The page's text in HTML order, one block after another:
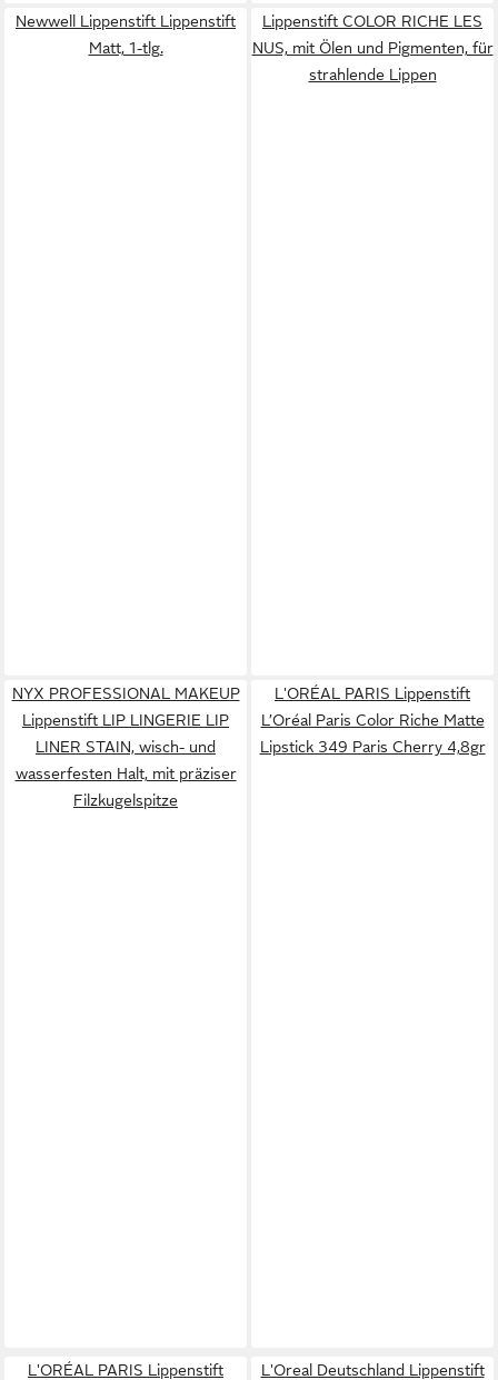
Newwell Lippenstift Lippenstift
Matt, 1-tlg.
Lippenstift COLOR RICHE LES
NUS, mit Ölen und Pigmenten, für
strahlende Lippen
NYX PROFESSIONAL MAKEUP
Lippenstift LIP LINGERIE LIP
LINER STAIN, wisch- und
wasserfesten Halt, mit präziser
Filzkugelspitze
L'ORÉAL PARIS Lippenstift
L’Oréal Paris Color Riche Matte
Lipstick 349 Paris Cherry 4,8gr
L'ORÉAL PARIS Lippenstift
L'Oreal Deutschland Lippenstift